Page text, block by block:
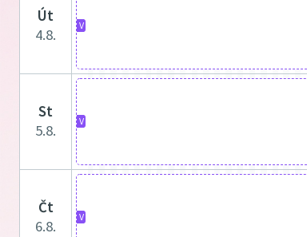
út
4.8.
V
st
5.8.
V
čt
6.8.
V